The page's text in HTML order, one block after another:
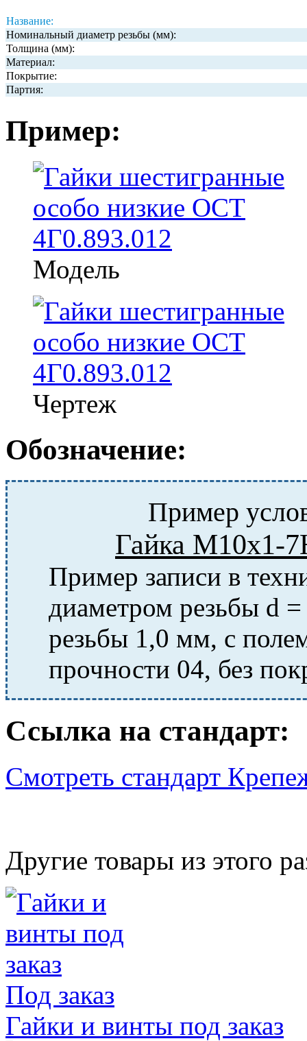
Название:
Номинальный диаметр резьбы (мм):
Толщина (мм):
Материал:
Покрытие:
Партия:
Пример:
Модель
Чертеж
Обозначение:
Пример
Гайка М10х1-
Пример записи в
диаметром резьбы d
резьбы 1,0 мм, с
прочности 04, без
Ссылка на стандарт:
Смотреть стандарт
Другие товары из этого
Под заказ
Гайки и винты под заказ